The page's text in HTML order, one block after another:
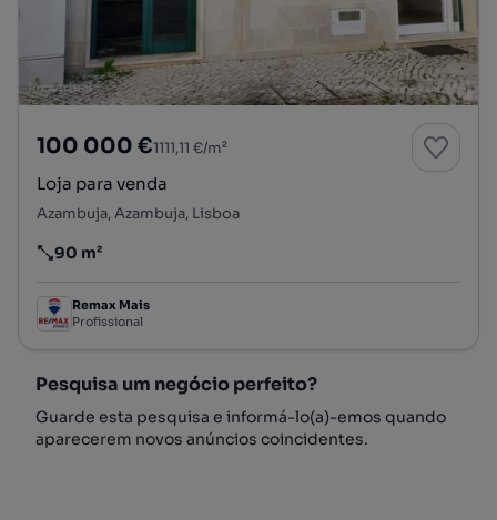
100 000 €1111,11 €/m²
Loja para venda
Azambuja, Azambuja, Lisboa
Preço por metro quadrado
90 m²
Remax Mais
Profissional
Pesquisa um negócio perfeito?
Guarde esta pesquisa e informá-lo(a)-emos quando
aparecerem novos anúncios coincidentes.